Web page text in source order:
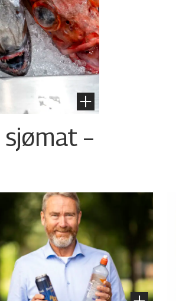
–